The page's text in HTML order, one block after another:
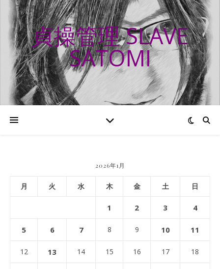
貞操管理 SLAVE
SATOMI
2026年1月
月 火 水 木 金 土 日
1 2 3 4
5 6 7 8 9 10 11
12 13 14 15 16 17 18